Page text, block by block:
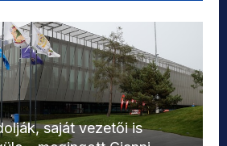
saját vezetői is